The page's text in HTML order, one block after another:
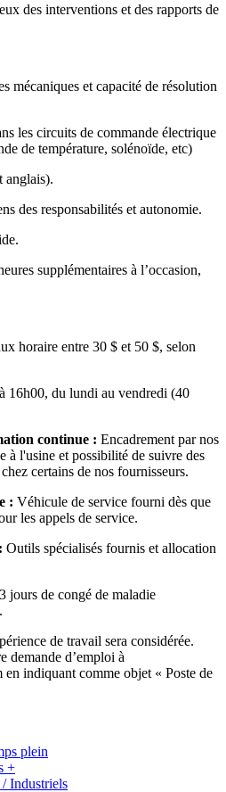
des interventions et des rapports de
mécaniques et capacité de résolution
les circuits de commande électrique
de température, solénoïde, etc)
anglais).
des responsabilités et autonomie.
supplémentaires à l’occasion,
horaire entre 30 $ et 50 $, selon
16h00, du lundi au vendredi (40
continue : Encadrement par nos
à l'usine et possibilité de suivre des
certains de nos fournisseurs.
: Véhicule de service fourni dès que
les appels de service.
Outils spécialisés fournis et allocation
3 jours de congé de maladie
de travail sera considérée.
demande d’emploi à
en indiquant comme objet « Poste de
plein
+
Industriels